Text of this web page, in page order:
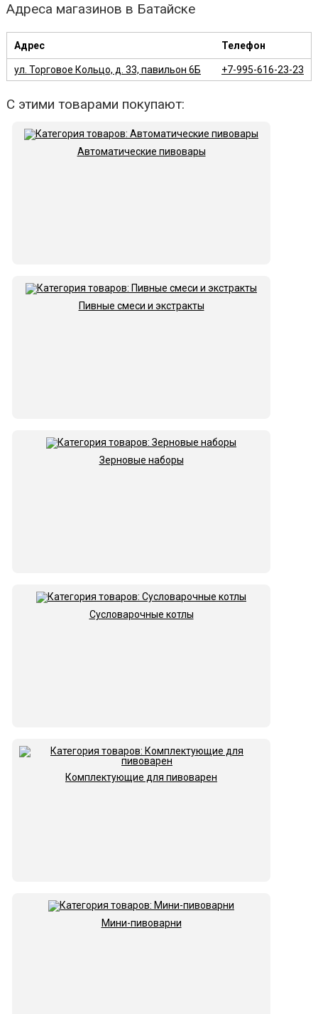
Адреса магазинов в Батайске
Адрес Телефон
ул. Торговое Кольцо, д. 33, павильон 6Б +7-995-616-23-23
С этими товарами покупают:
Автоматические пивовары
Пивные смеси и экстракты
Зерновые наборы
Сусловарочные котлы
Комплектующие для пивоварен
Мини-пивоварни